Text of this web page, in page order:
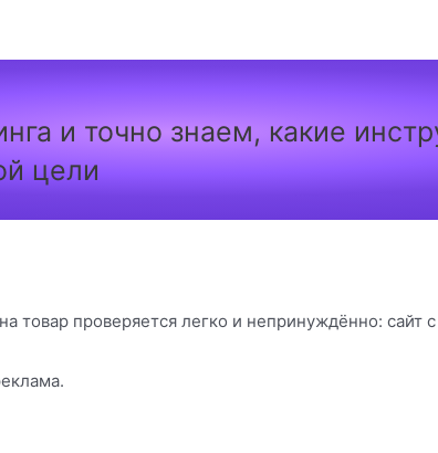
и точно знаем, какие
цели
проверяется легко и непринуждённо: сайт